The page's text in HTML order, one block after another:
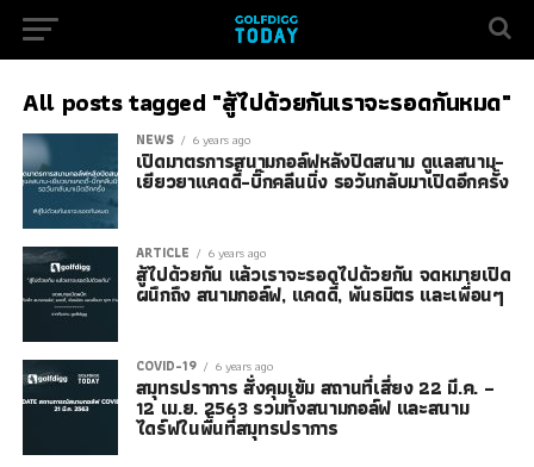
All posts tagged "สู้ไปด้วยกันเราจะรอดกันหมด"
NEWS 6 years ago
เปิดมาตรการสนามกอล์ฟหลังปิดสนาม ดูแลสนาม-
เยียวยาแคดดี้-บิ๊กคลีนนิ่ง รอวันกลับมาเปิดอีกครั้ง
ARTICLE 6 years ago
สู้ไปด้วยกัน แล้วเราจะรอดไปด้วยกัน จดหมายเปิด
ผนึกถึง สนามกอล์ฟ, แคดดี้, พันธมิตร และเพื่อนๆ
COVID-19 6 years ago
สมุทรปราการ สั่งคุมเข้ม สถานที่เสี่ยง 22 มี.ค. –
12 เม.ย. 2563 รวมทั้งสนามกอล์ฟ และสนาม
ไดร์ฟในพื้นที่สมุทรปราการ